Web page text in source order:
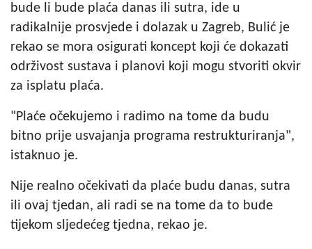
bude li bude plaća danas ili sutra, ide u
radikalnije prosvjede i dolazak u Zagreb, Bulić je
rekao se mora osigurati koncept koji će dokazati
održivost sustava i planovi koji mogu stvoriti okvir
za isplatu plaća.
"Plaće očekujemo i radimo na tome da budu
bitno prije usvajanja programa restrukturiranja",
istaknuo je.
Nije realno očekivati da plaće budu danas, sutra
ili ovaj tjedan, ali radi se na tome da to bude
tijekom sljedećeg tjedna, rekao je.